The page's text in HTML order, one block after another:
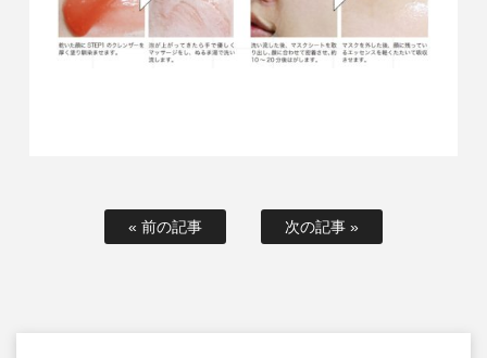
« 前の記事 次の記事 »